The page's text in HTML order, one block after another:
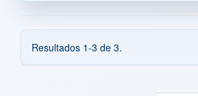
Resultados 1-3 de 3.